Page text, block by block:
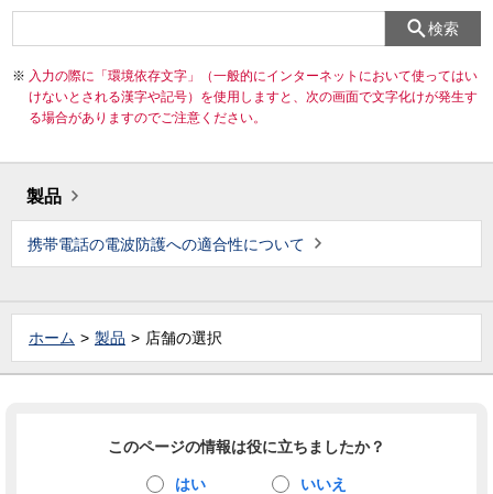
検索
入力の際に「環境依存文字」（一般的にインターネットにおいて使ってはい
けないとされる漢字や記号）を使用しますと、次の画面で文字化けが発生す
る場合がありますのでご注意ください。
製品
携帯電話の電波防護への適合性について
ホーム 製品 店舗の選択
このページの情報は役に立ちましたか？
はい いいえ